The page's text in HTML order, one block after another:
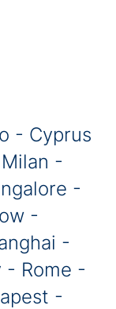
- Cyprus
-
-
-
-
- Rome -
-